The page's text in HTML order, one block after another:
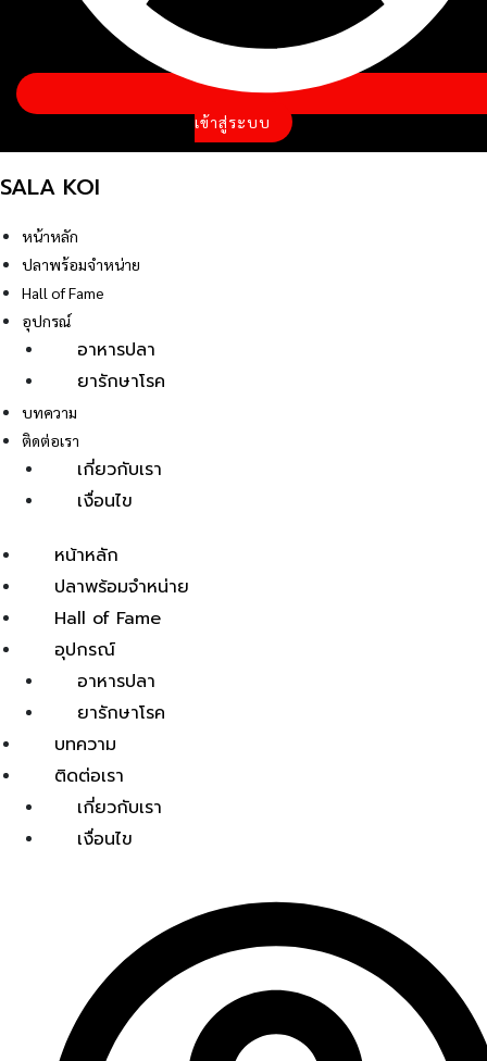
เข้าสู่ระบบ
SALA KOI
หน้าหลัก
ปลาพร้อมจำหน่าย
Hall of Fame
อุปกรณ์
อาหารปลา
ยารักษาโรค
บทความ
ติดต่อเรา
เกี่ยวกับเรา
เงื่อนไข
หน้าหลัก
ปลาพร้อมจำหน่าย
Hall of Fame
อุปกรณ์
อาหารปลา
ยารักษาโรค
บทความ
ติดต่อเรา
เกี่ยวกับเรา
เงื่อนไข